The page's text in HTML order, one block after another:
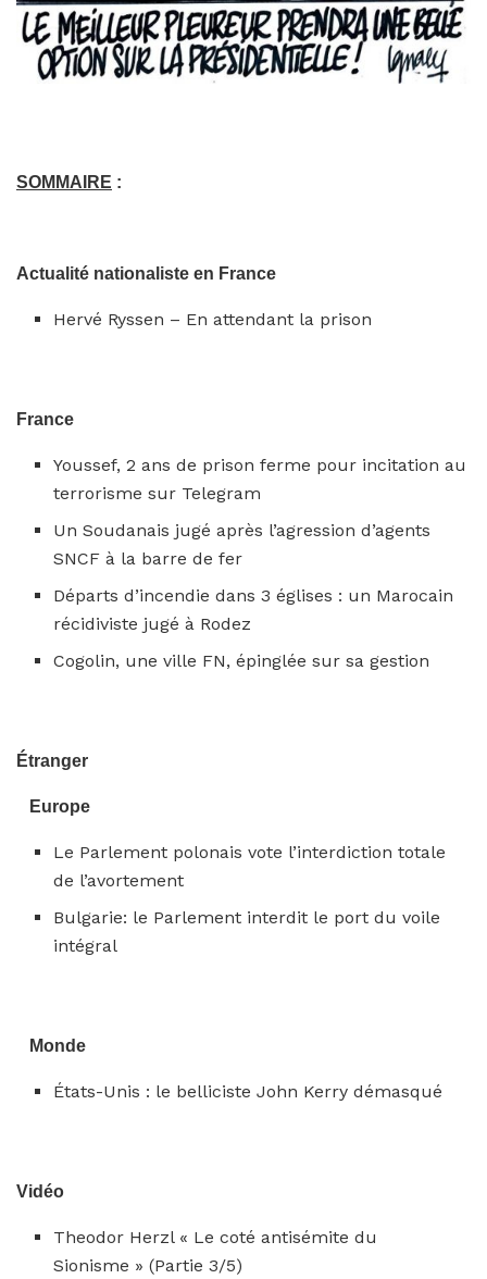
SOMMAIRE :
Actualité nationaliste en France
Hervé Ryssen – En attendant la prison
France
Youssef, 2 ans de prison ferme pour incitation au
terrorisme sur Telegram
Un Soudanais jugé après l’agression d’agents
SNCF à la barre de fer
Départs d’incendie dans 3 églises : un Marocain
récidiviste jugé à Rodez
Cogolin, une ville FN, épinglée sur sa gestion
Étranger
Europe
Le Parlement polonais vote l’interdiction totale
de l’avortement
Bulgarie: le Parlement interdit le port du voile
intégral
Monde
États-Unis : le belliciste John Kerry démasqué
Vidéo
Theodor Herzl « Le coté antisémite du
Sionisme » (Partie 3/5)